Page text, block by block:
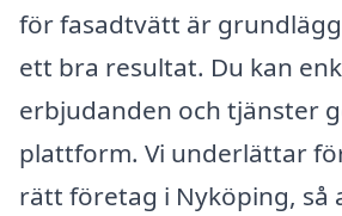
för fasadtvätt är
ett bra resultat. Du kan
erbjudanden och tjänster
plattform. Vi underlättar
rätt företag i Nyköping, så